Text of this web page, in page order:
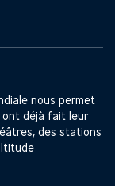
nous permet
déjà fait leur
des stations